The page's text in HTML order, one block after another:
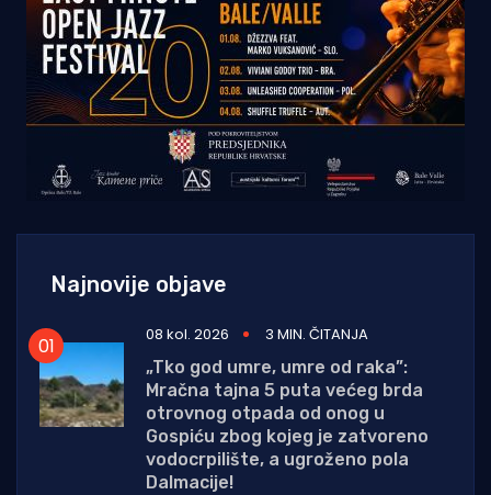
Najnovije objave
08 kol. 2026
3 MIN. ČITANJA
„Tko god umre, umre od raka”:
Mračna tajna 5 puta većeg brda
otrovnog otpada od onog u
Gospiću zbog kojeg je zatvoreno
vodocrpilište, a ugroženo pola
Dalmacije!